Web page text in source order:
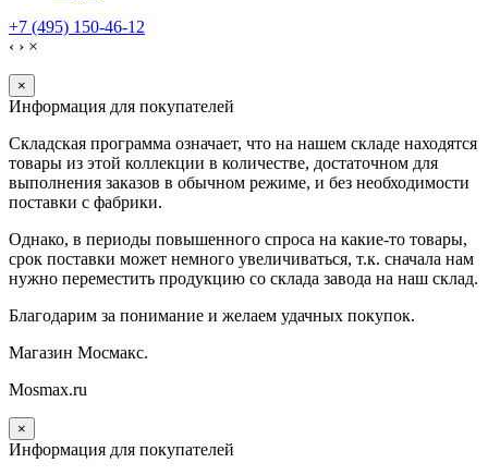
+7 (495) 150-46-12
‹ › ×
×
Информация для покупателей
Складская программа означает, что на нашем складе находятся
товары из этой коллекции в количестве, достаточном для
выполнения заказов в обычном режиме, и без необходимости
поставки с фабрики.
Однако, в периоды повышенного спроса на какие-то товары,
срок поставки может немного увеличиваться, т.к. сначала нам
нужно переместить продукцию со склада завода на наш склад.
Благодарим за понимание и желаем удачных покупок.
Магазин Мосмакс.
Mosmax.ru
×
Информация для покупателей